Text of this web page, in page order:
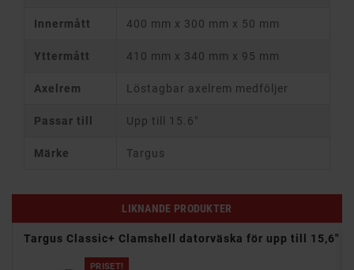
Innermått 400 mm x 300 mm x 50 mm
Yttermått 410 mm x 340 mm x 95 mm
Axelrem Löstagbar axelrem medföljer
Passar till Upp till 15.6"
Märke Targus
LIKNANDE PRODUKTER
Targus Classic+ Clamshell datorväska för upp till 15,6"
PRISET!